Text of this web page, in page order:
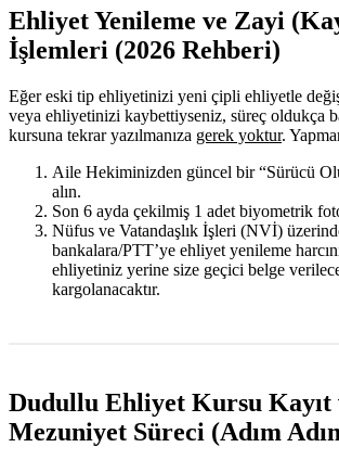
Ehliyet Yenileme ve Zayi
İşlemleri (2026 Rehberi)
Eğer eski tip ehliyetinizi yeni çipli ehliyetle
veya ehliyetinizi kaybettiyseniz, süreç oldukça
kursuna tekrar yazılmanıza gerek yoktur.
Aile Hekiminizden güncel bir “Sürücü
alın.
Son 6 ayda çekilmiş 1 adet biyometrik
Nüfus ve Vatandaşlık İşleri (NVİ)
bankalara/PTT’ye ehliyet yenileme
ehliyetiniz yerine size geçici belge
kargolanacaktır.
Dudullu Ehliyet Kursu Kayıt
Mezuniyet Süreci (Adım